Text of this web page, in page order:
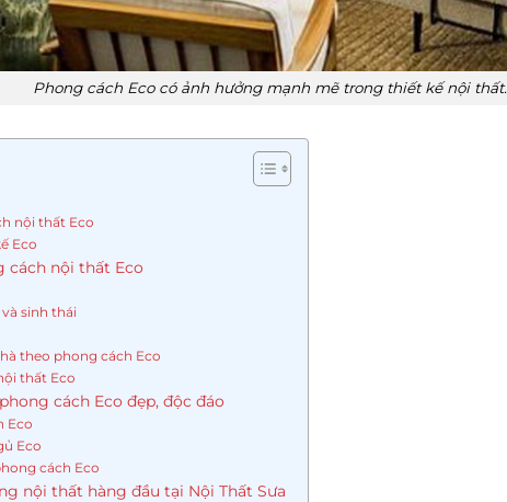
Phong cách Eco có ảnh hưởng mạnh mẽ trong thiết kế nội thất.
nội thất Eco
Eco
cách nội thất Eco
sinh thái
theo phong cách Eco
thất Eco
cách Eco đẹp, độc đáo
Eco
Eco
cách Eco
nội thất hàng đầu tại Nội Thất Sưa